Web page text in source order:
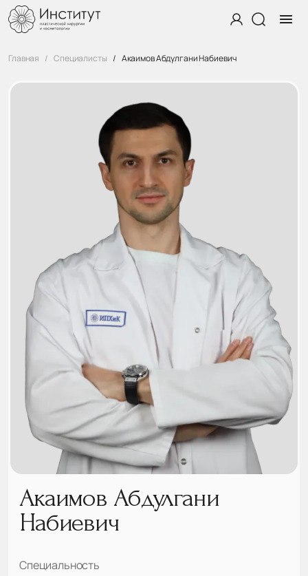
Главная Специалисты Акаимов Абдулгани Набиевич
Акаимов Абдулгани
Набиевич
Специальность